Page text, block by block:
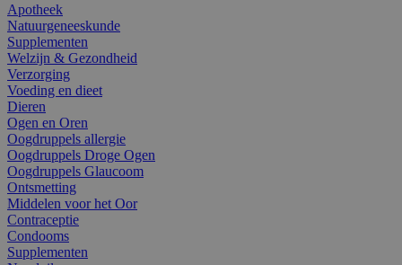
Apotheek
Natuurgeneeskunde
Supplementen
Welzijn & Gezondheid
Verzorging
Voeding en dieet
Dieren
Ogen en Oren
Oogdruppels allergie
Oogdruppels Droge Ogen
Oogdruppels Glaucoom
Ontsmetting
Middelen voor het Oor
Contraceptie
Condooms
Supplementen